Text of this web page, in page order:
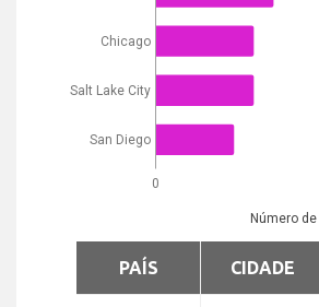
0
Número
Chicago
Salt Lake City
San Diego
PAÍS CIDADE